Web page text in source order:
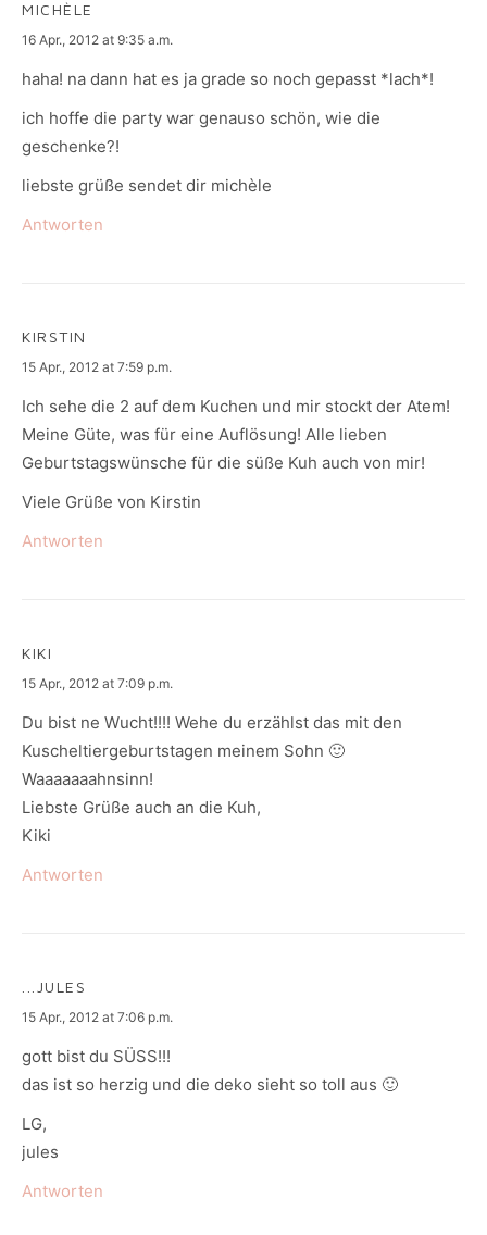
MICHÈLE
says:
16 Apr., 2012 at 9:35 a.m.
haha! na dann hat es ja grade so noch gepasst *lach*!
ich hoffe die party war genauso schön, wie die
geschenke?!
liebste grüße sendet dir michèle
Antworten
KIRSTIN
says:
15 Apr., 2012 at 7:59 p.m.
Ich sehe die 2 auf dem Kuchen und mir stockt der Atem!
Meine Güte, was für eine Auflösung! Alle lieben
Geburtstagswünsche für die süße Kuh auch von mir!
Viele Grüße von Kirstin
Antworten
KIKI
says:
15 Apr., 2012 at 7:09 p.m.
Du bist ne Wucht!!!! Wehe du erzählst das mit den
Kuscheltiergeburtstagen meinem Sohn 🙂
Waaaaaaahnsinn!
Liebste Grüße auch an die Kuh,
Kiki
Antworten
...JULES
says:
15 Apr., 2012 at 7:06 p.m.
gott bist du SÜSS!!!
das ist so herzig und die deko sieht so toll aus 🙂
LG,
jules
Antworten